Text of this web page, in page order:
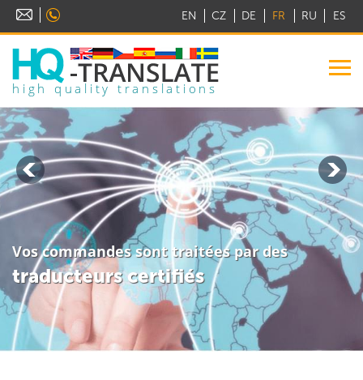
EN CZ DE FR RU ES
high quality translations
Vos commandes sont traitées par des
traducteurs certifiés